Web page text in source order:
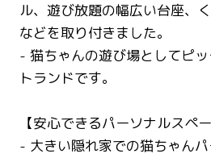
ル、遊び放題の幅広い台座、
などを取り付きました。
- 猫ちゃんの遊び場としてピ
トランドです。
【安心できるパーソナルスペー
- 大きい隠れ家での猫ちゃん